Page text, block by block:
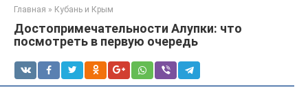
Главная » Кубань и Крым
Достопримечательности Алупки: что
посмотреть в первую очередь